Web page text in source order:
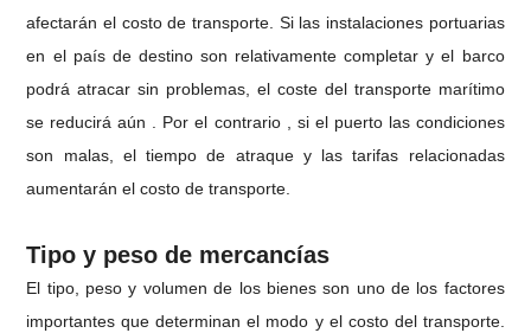
afectarán el costo de transporte. Si las instalaciones portuarias
en el país de destino son relativamente completar y el barco
podrá atracar sin problemas, el coste del transporte marítimo
se reducirá aún . Por el contrario , si el puerto las condiciones
son malas, el tiempo de atraque y las tarifas relacionadas
aumentarán el costo de transporte.
Tipo y peso de mercancías
El tipo, peso y volumen de los bienes son uno de los factores
importantes que determinan el modo y el costo del transporte.